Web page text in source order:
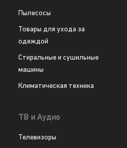
Пылесосы
Товары для ухода за
одеждой
Стиральные и сушильные
машины
Климатическая техника
ТВ и Аудио
Телевизоры